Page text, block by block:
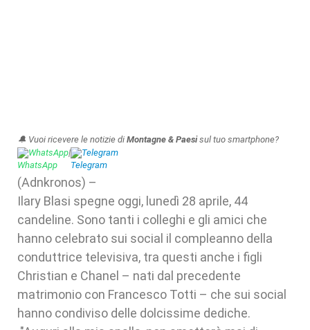
🔔 Vuoi ricevere le notizie di Montagne & Paesisul tuo smartphone?
WhatsApp| Telegram
(Adnkronos) –
Ilary Blasi spegne oggi, lunedì 28 aprile, 44
candeline. Sono tanti i colleghi e gli amici che
hanno celebrato sui social il compleanno della
conduttrice televisiva, tra questi anche i figli
Christian e Chanel – nati dal precedente
matrimonio con Francesco Totti – che sui social
hanno condiviso delle dolcissime dediche.